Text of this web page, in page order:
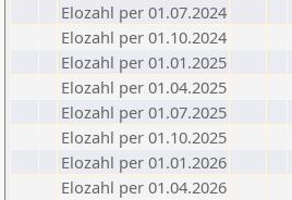
Elozahl per 01.07.2024
Elozahl per 01.10.2024
Elozahl per 01.01.2025
Elozahl per 01.04.2025
Elozahl per 01.07.2025
Elozahl per 01.10.2025
Elozahl per 01.01.2026
Elozahl per 01.04.2026